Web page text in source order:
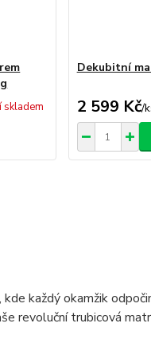
skladem
Dekubitní
2 599 Kč/
každý okamžik
revoluční trubicová